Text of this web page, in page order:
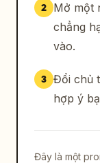
2
Mở một
chẳng
vào.
3 Đổi chủ
hợp ý
Đây là một